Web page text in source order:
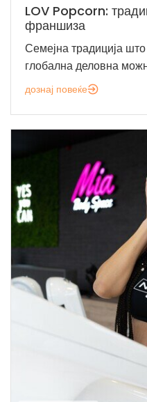
LOV Popcorn:
франшиза
Семејна традиција
глобална деловна
дознај повеќе